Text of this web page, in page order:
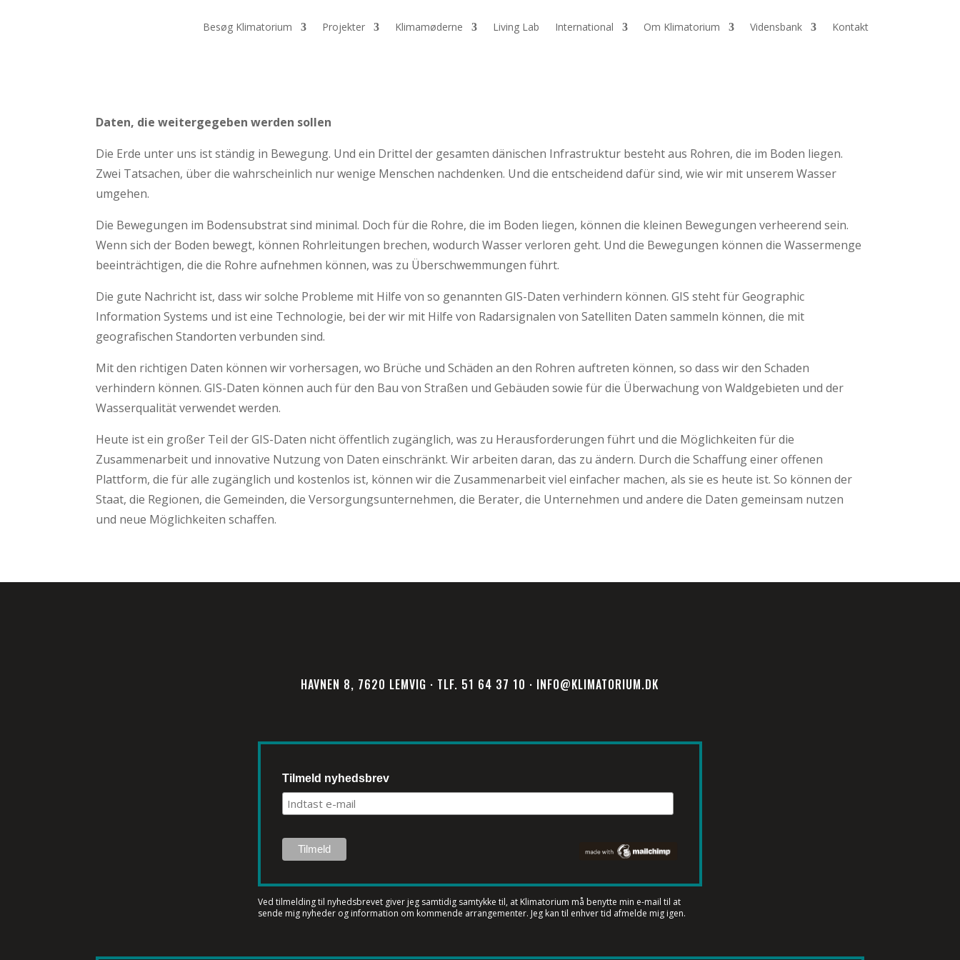
Besøg Klimatorium Projekter Klimamøderne Living Lab International Om Klimatorium Vidensbank Kontakt
Daten, die weitergegeben werden sollen
Die Erde unter uns ist ständig in Bewegung. Und ein Drittel der gesamten dänischen Infrastruktur besteht aus Rohren, die im Boden liegen.
Zwei Tatsachen, über die wahrscheinlich nur wenige Menschen nachdenken. Und die entscheidend dafür sind, wie wir mit unserem Wasser
umgehen.
Die Bewegungen im Bodensubstrat sind minimal. Doch für die Rohre, die im Boden liegen, können die kleinen Bewegungen verheerend sein.
Wenn sich der Boden bewegt, können Rohrleitungen brechen, wodurch Wasser verloren geht. Und die Bewegungen können die Wassermenge
beeinträchtigen, die die Rohre aufnehmen können, was zu Überschwemmungen führt.
Die gute Nachricht ist, dass wir solche Probleme mit Hilfe von so genannten GIS-Daten verhindern können. GIS steht für Geographic
Information Systems und ist eine Technologie, bei der wir mit Hilfe von Radarsignalen von Satelliten Daten sammeln können, die mit
geografischen Standorten verbunden sind.
Mit den richtigen Daten können wir vorhersagen, wo Brüche und Schäden an den Rohren auftreten können, so dass wir den Schaden
verhindern können. GIS-Daten können auch für den Bau von Straßen und Gebäuden sowie für die Überwachung von Waldgebieten und der
Wasserqualität verwendet werden.
Heute ist ein großer Teil der GIS-Daten nicht öffentlich zugänglich, was zu Herausforderungen führt und die Möglichkeiten für die
Zusammenarbeit und innovative Nutzung von Daten einschränkt. Wir arbeiten daran, das zu ändern. Durch die Schaffung einer offenen
Plattform, die für alle zugänglich und kostenlos ist, können wir die Zusammenarbeit viel einfacher machen, als sie es heute ist. So können der
Staat, die Regionen, die Gemeinden, die Versorgungsunternehmen, die Berater, die Unternehmen und andere die Daten gemeinsam nutzen
und neue Möglichkeiten schaffen.
HAVNEN 8, 7620 LEMVIG · TLF. 51 64 37 10 · INFO@KLIMATORIUM.DK
Tilmeld nyhedsbrev
Ved tilmelding til nyhedsbrevet giver jeg samtidig samtykke til, at Klimatorium må benytte min e-mail til at
sende mig nyheder og information om kommende arrangementer. Jeg kan til enhver tid afmelde mig igen.